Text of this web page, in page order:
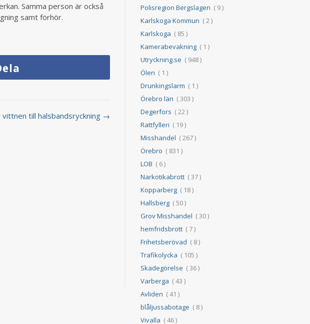
Samma person är också
samt förhör.
vittnen till halsbandsryckning →
Polisregion Bergslagen ( 9 )
Karlskoga Kommun ( 2 )
Karlskoga ( 85 )
Kamerabevakning( 1 )
Utryckning.se ( 948 )
Ölen ( 1 )
Drunkingslarm ( 1 )
Örebro län ( 303 )
Degerfors ( 22 )
Rattfylleri ( 19 )
Misshandel ( 267 )
Örebro ( 831 )
LOB ( 6 )
Narkotikabrott( 37 )
Kopparberg( 18 )
Hallsberg( 50 )
Grov Misshandel ( 30 )
hemfridsbrott( 7 )
Frihetsberövad ( 8 )
Trafikolycka ( 105 )
Skadegörelse ( 36 )
Varberga ( 43 )
Avliden ( 41 )
blåljussabotage ( 8 )
Vivalla ( 46 )